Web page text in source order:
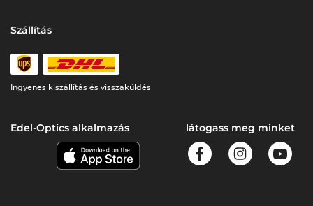
Szállítás
Ingyenes kiszállítás és visszaküldés
Edel-Optics alkalmazás látogass meg minket